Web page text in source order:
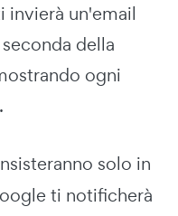
invierà un'email
della
ogni
solo in
ti notificherà